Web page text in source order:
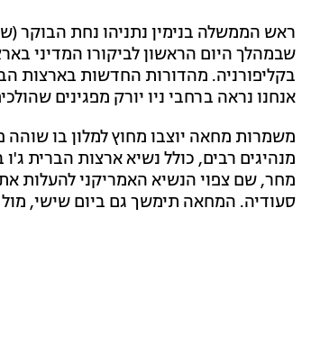
ראש הממשלה בנימין נתניהו נחת הבוקר
שבמהלך היום הראשון לביקורו המדיני
בקליפורניה. מהדורות החדשות בארצות
אנחנו נראה ברחבי ניו יורק מפגינים
משמרות מחאה יוצבו מחוץ למלון בו
מנהיגים רבים, כולל נשיא ארצות הברית ג'ו
מחר, שם צפוי הנשיא האמריקני להעלות
סעודיה. המחאה תימשך גם ביום שישי, מול